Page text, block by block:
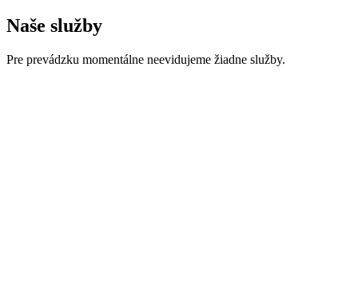
Naše služby
Pre prevádzku momentálne neevidujeme žiadne služby.